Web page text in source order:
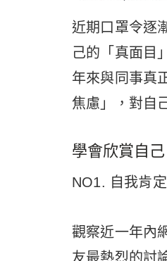
近期口罩令逐
己的「真面目
年來與同事真
焦慮」，對自
學會欣賞自
NO1. 自我肯定
觀察近一年內
友最熱烈的討